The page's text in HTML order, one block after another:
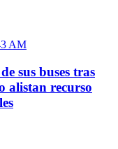
sus buses tras
alistan recurso